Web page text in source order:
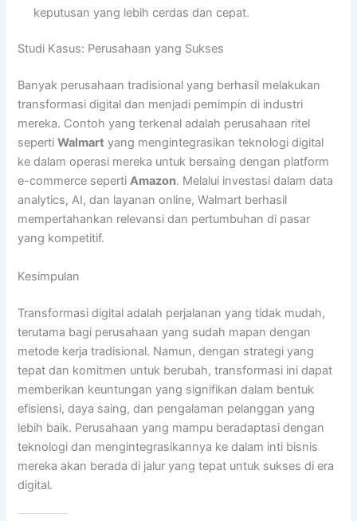
keputusan yang lebih cerdas dan cepat.
Studi Kasus: Perusahaan yang Sukses
Banyak perusahaan tradisional yang berhasil melakukan
transformasi digital dan menjadi pemimpin di industri
mereka. Contoh yang terkenal adalah perusahaan ritel
sepertiWalmart yang mengintegrasikan teknologi digital
ke dalam operasi mereka untuk bersaing dengan platform
e-commerce sepertiAmazon. Melalui investasi dalam data
analytics, AI, dan layanan online, Walmart berhasil
mempertahankan relevansi dan pertumbuhan di pasar
yang kompetitif.
Kesimpulan
Transformasi digital adalah perjalanan yang tidak mudah,
terutama bagi perusahaan yang sudah mapan dengan
metode kerja tradisional. Namun, dengan strategi yang
tepat dan komitmen untuk berubah, transformasi ini dapat
memberikan keuntungan yang signifikan dalam bentuk
efisiensi, daya saing, dan pengalaman pelanggan yang
lebih baik. Perusahaan yang mampu beradaptasi dengan
teknologi dan mengintegrasikannya ke dalam inti bisnis
mereka akan berada di jalur yang tepat untuk sukses di era
digital.